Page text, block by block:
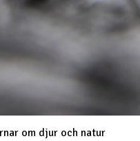
om djur och natur